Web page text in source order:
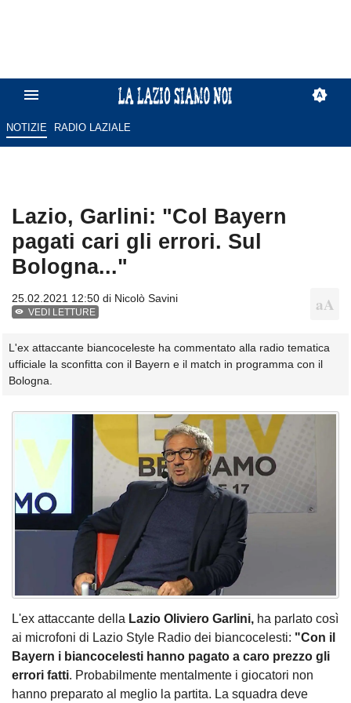
NOTIZIE RADIO LAZIALE
Lazio, Garlini: "Col Bayern
pagati cari gli errori. Sul
Bologna..."
25.02.2021 12:50 di Nicolò Savini
VEDI LETTURE
L'ex attaccante biancoceleste ha commentato alla radio tematica
ufficiale la sconfitta con il Bayern e il match in programma con il
Bologna.
L'ex attaccante della Lazio Oliviero Garlini, ha parlato così
ai microfoni di Lazio Style Radio dei biancocelesti: "Con il
Bayern i biancocelesti hanno pagato a caro prezzo gli
errori fatti. Probabilmente mentalmente i giocatori non
hanno preparato al meglio la partita. La squadra deve